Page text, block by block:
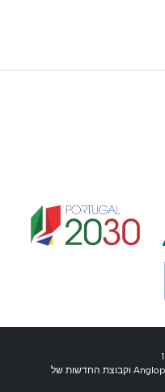
כל התוכן והעיצוב הוא זכויות יוצרים Anglopress Lda וקבוצת החדשות של